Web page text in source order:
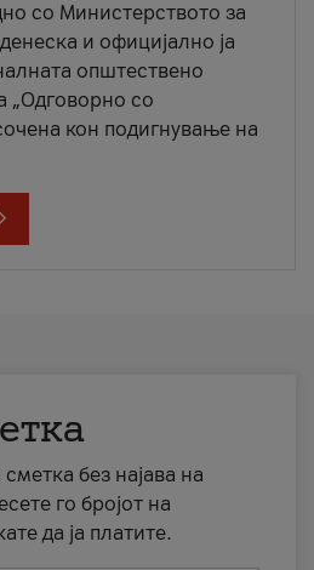
со Министерството за
и официјално ја
општествено
„Одговорно со
кон подигнување на
без најава на
го бројот на
да ја платите.